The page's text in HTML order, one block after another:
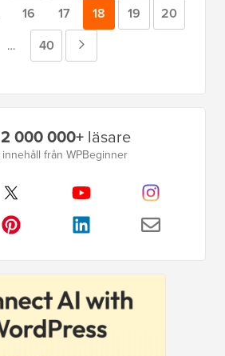
16
17
Sida
18 Sida
19 Sida
20
Mellansidor
utelämnade
… Sida
40
2 000 000+läsare
från WPBeginner